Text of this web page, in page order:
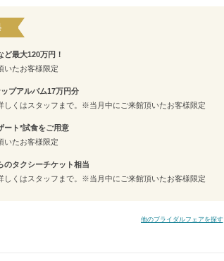
ど最大120万円！
いたお客様限定
ップアルバム17万円分
しくはスタッフまで。※当月中にご来館頂いたお客様限定
ート*試食をご用意
いたお客様限定
のタクシーチケット相当
しくはスタッフまで。※当月中にご来館頂いたお客様限定
他のブライダルフェアを探す